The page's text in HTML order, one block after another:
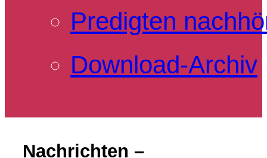
Predigten
Download-Archiv
Nachrichten –